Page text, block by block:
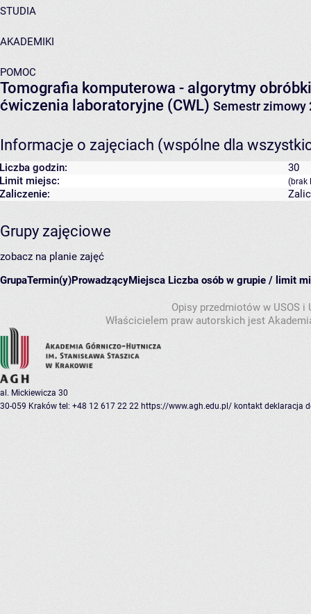
STUDIA
AKADEMIKI
POMOC
Tomografia komputerowa - algorytmy
ćwiczenia laboratoryjne (CWL) Semestr zimowy
Informacje o zajęciach (wspólne dla
Liczba godzin:
30
Limit miejsc:
(brak
Zaliczenie:
Grupy zajęciowe
zobacz na planie zajęć
GrupaTermin(y)ProwadzącyMiejsca Liczba osób w grupie / limit
Opisy przedmiotów w USOS
Właścicielem praw autorskich jest
al. Mickiewicza 30
30-059 Kraków tel: +48 12 617 22 22 https://www.agh.edu.pl/ kontakt deklaracja